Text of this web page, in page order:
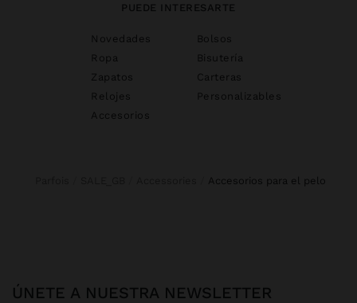
PUEDE INTERESARTE
Novedades
Bolsos
Ropa
Bisutería
Zapatos
Carteras
Relojes
Personalizables
Accesorios
accesorios para el pelo
ÚNETE A NUESTRA NEWSLETTER